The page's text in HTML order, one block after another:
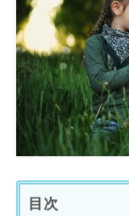
目次